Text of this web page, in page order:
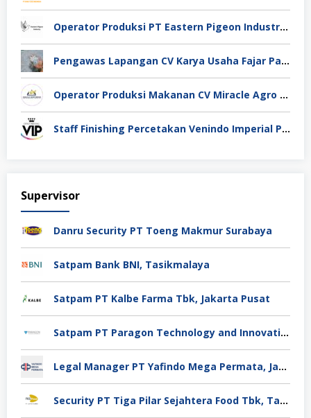
Operator Produksi PT Eastern Pigeon Industry Deli Serdang
Pengawas Lapangan CV Karya Usaha Fajar Pasuruan
Operator Produksi Makanan CV Miracle Agro Spices Sidoarjo
Staff Finishing Percetakan Venindo Imperial Perkasa Bandung Kota
Supervisor
Danru Security PT Toeng Makmur Surabaya
Satpam Bank BNI, Tasikmalaya
Satpam PT Kalbe Farma Tbk, Jakarta Pusat
Satpam PT Paragon Technology and Innovation Jakarta
Legal Manager PT Yafindo Mega Permata, Jakarta Barat
Security PT Tiga Pilar Sejahtera Food Tbk, Tangerang